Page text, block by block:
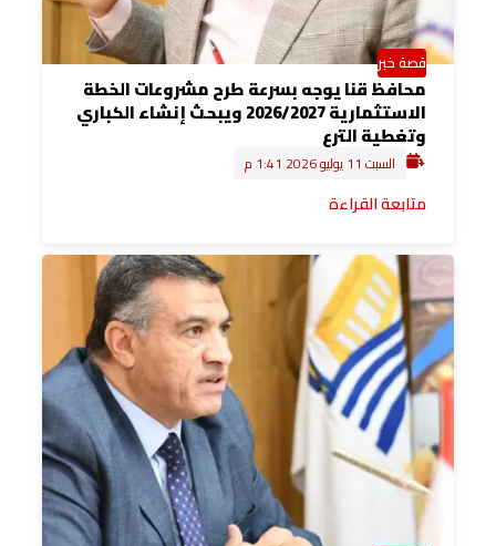
قصة خبر
محافظ قنا يوجه بسرعة طرح مشروعات الخطة
الاستثمارية 2026/2027 ويبحث إنشاء الكباري
وتغطية الترع
السبت 11 يوليو 2026 1:41 م
متابعة القراءة